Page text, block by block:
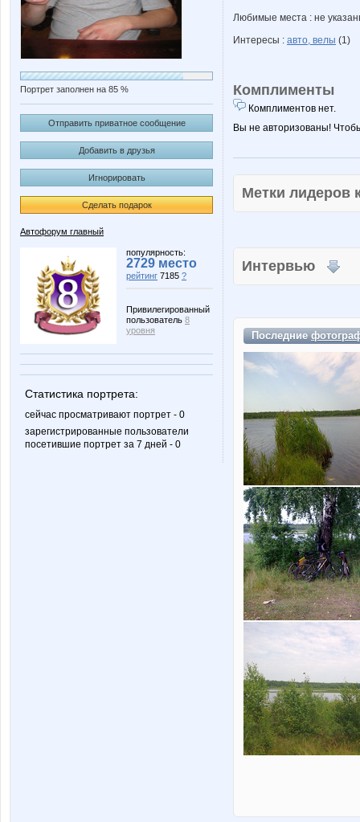
Портрет заполнен на 85 %
Отправить приватное сообщение
Добавить в друзья
Игнорировать
Сделать подарок
Автофорум главный
популярность:
2729 место
рейтинг 7185 ?
Привилегированный
пользователь 8
уровня
Статистика портрета:
сейчас просматривают портрет - 0
зарегистрированные пользователи
посетившие портрет за 7 дней - 0
Любимые места : не
Интересы : авто, велы (1)
Комплименты
Комплиментов нет.
Вы не авторизованы!
Метки
Интервью
Последние